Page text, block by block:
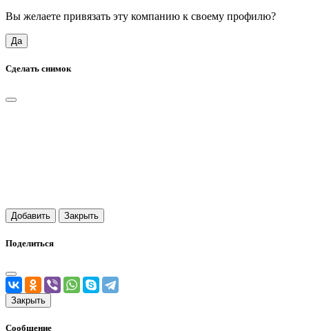
Вы желаете привязать эту компанию к своему профилю?
Да
Сделать снимок
Добавить Закрыть
Поделиться
Закрыть
Сообщение